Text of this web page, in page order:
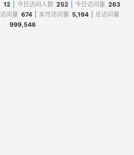
12 今日访问人数 252 今日访问量 263
问量 674 本月访问量 5,194
总访问量
999,546